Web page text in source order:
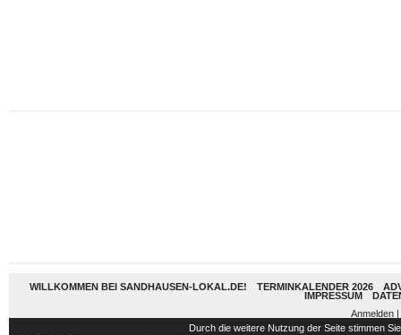
WILLKOMMEN BEI SANDHAUSEN-LOKAL.DE! TERMINKALENDER 2026
IMPRESSUM
Anmelden
Durch die weitere Nutzung der Seite stimmen